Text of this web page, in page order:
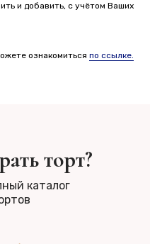
и добавить, с учётом Ваших
ознакомиться по ссылке.
торт?
каталог